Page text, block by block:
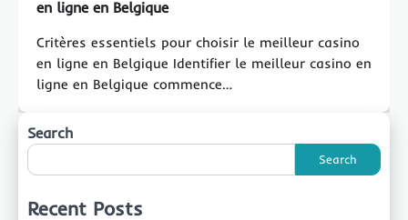
en ligne en Belgique
Critères essentiels pour choisir le meilleur casino
en ligne en Belgique Identifier le meilleur casino en
ligne en Belgique commence…
Search
Search
Recent Posts